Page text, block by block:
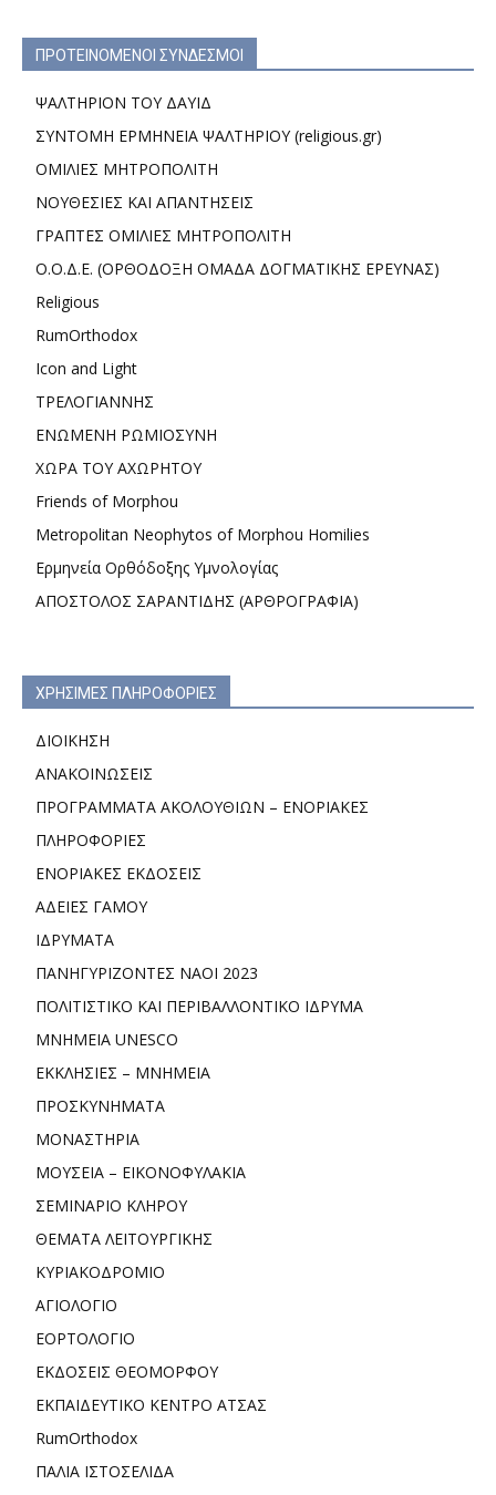
ΠΡΟΤΕΙΝΟΜΕΝΟΙ ΣΥΝΔΕΣΜΟΙ
ΨΑΛΤΗΡΙΟΝ ΤΟΥ ΔΑΥΙΔ
ΣΥΝΤΟΜΗ ΕΡΜΗΝΕΙΑ ΨΑΛΤΗΡΙΟΥ (religious.gr)
ΟΜΙΛΙΕΣ ΜΗΤΡΟΠΟΛΙΤΗ
ΝΟΥΘΕΣΙΕΣ ΚΑΙ ΑΠΑΝΤΗΣΕΙΣ
ΓΡΑΠΤΕΣ ΟΜΙΛΙΕΣ ΜΗΤΡΟΠΟΛΙΤΗ
Ο.Ο.Δ.Ε. (ΟΡΘΟΔΟΞΗ ΟΜΑΔΑ ΔΟΓΜΑΤΙΚΗΣ ΕΡΕΥΝΑΣ)
Religious
RumOrthodox
Icon and Light
ΤΡΕΛΟΓΙΑΝΝΗΣ
ΕΝΩΜΕΝΗ ΡΩΜΙΟΣΥΝΗ
ΧΩΡΑ ΤΟΥ ΑΧΩΡΗΤΟΥ
Friends of Morphou
Metropolitan Neophytos of Morphou Homilies
Ερμηνεία Ορθόδοξης Υμνολογίας
ΑΠΟΣΤΟΛΟΣ ΣΑΡΑΝΤΙΔΗΣ (ΑΡΘΡΟΓΡΑΦΙΑ)
ΧΡΗΣΙΜΕΣ ΠΛΗΡΟΦΟΡΙΕΣ
ΔΙΟΙΚΗΣΗ
ΑΝΑΚΟΙΝΩΣΕΙΣ
ΠΡΟΓΡΑΜΜΑΤΑ ΑΚΟΛΟΥΘΙΩΝ – ΕΝΟΡΙΑΚΕΣ
ΠΛΗΡΟΦΟΡΙΕΣ
ΕΝΟΡΙΑΚΕΣ ΕΚΔΟΣΕΙΣ
ΑΔΕΙΕΣ ΓΑΜΟΥ
ΙΔΡΥΜΑΤΑ
ΠΑΝΗΓΥΡΙΖΟΝΤΕΣ ΝΑΟΙ 2023
ΠΟΛΙΤΙΣΤΙΚΟ ΚΑΙ ΠΕΡΙΒΑΛΛΟΝΤΙΚΟ ΙΔΡΥΜΑ
ΜΝΗΜΕΙΑ UNESCO
ΕΚΚΛΗΣΙΕΣ – ΜΝΗΜΕΙΑ
ΠΡΟΣΚΥΝΗΜΑΤΑ
ΜΟΝΑΣΤΗΡΙΑ
ΜΟΥΣΕΙΑ – ΕΙΚΟΝΟΦΥΛΑΚΙΑ
ΣΕΜΙΝΑΡΙΟ ΚΛΗΡΟΥ
ΘΕΜΑΤΑ ΛΕΙΤΟΥΡΓΙΚΗΣ
ΚΥΡΙΑΚΟΔΡΟΜΙΟ
ΑΓΙΟΛΟΓΙΟ
ΕΟΡΤΟΛΟΓΙΟ
ΕΚΔΟΣΕΙΣ ΘΕΟΜΟΡΦΟΥ
ΕΚΠΑΙΔΕΥΤΙΚΟ ΚΕΝΤΡΟ ΑΤΣΑΣ
RumOrthodox
ΠΑΛΙΑ ΙΣΤΟΣΕΛΙΔΑ